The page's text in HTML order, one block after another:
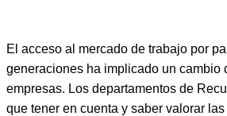
El acceso al mercado de trabajo por
generaciones ha implicado un cambio
empresas. Los departamentos de
que tener en cuenta y saber valorar